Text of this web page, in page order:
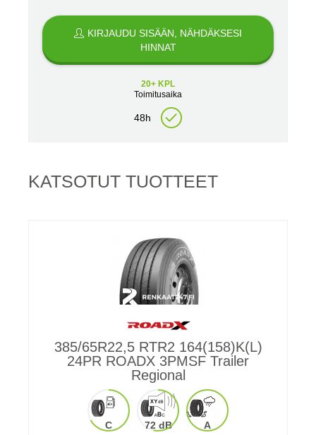
KIRJAUDU SISÄÄN, NÄHDÄKSESI
HINNAT
20+ KPL
Toimitusaika
48h
KATSOTUT TUOTTEET
385/65R22,5 RTR2 164(158)K(L)
24PR ROADX 3PMSF Trailer
Regional
C 72 dB A